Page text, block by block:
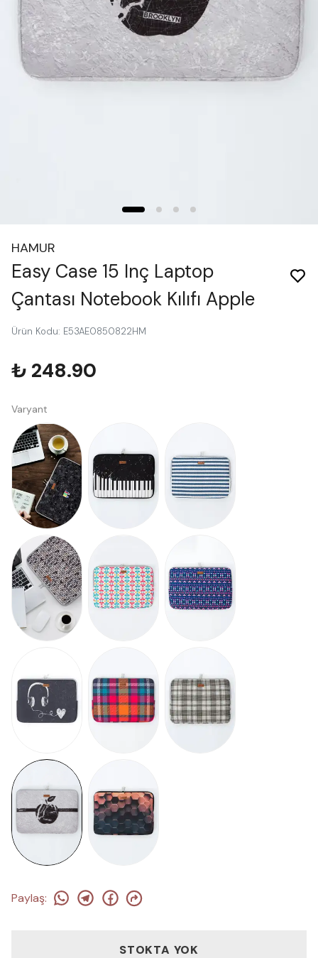
HAMUR
Easy Case 15 Inç Laptop
Çantası Notebook Kılıfı Apple
Ürün Kodu: E53AE0850822HM
₺ 248.90
Varyant
Paylaş:
STOKTA YOK